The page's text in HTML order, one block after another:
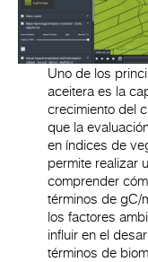
Uno de los
aceitera es la
crecimiento del
que la
en índices de
permite realizar
comprender
términos de gC/
los factores
influir en el
términos de